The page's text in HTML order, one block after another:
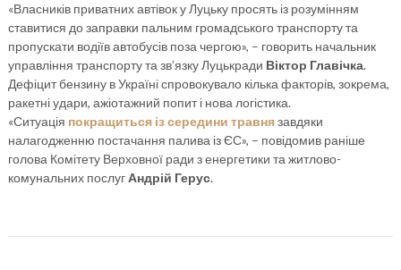
«Власників приватних автівок у Луцьку просять із розумінням
ставитися до заправки пальним громадського транспорту та
пропускати водіїв автобусів поза чергою», – говорить начальник
управління транспорту та зв’язку Луцькради Віктор Главічка.
Дефіцит бензину в Україні спровокувало кілька факторів, зокрема,
ракетні удари, ажіотажний попит і нова логістика.
«Ситуація покращиться із середини травнязавдяки
налагодженню постачання палива із ЄС», – повідомив раніше
голова Комітету Верховної ради з енергетики та житлово-
комунальних послугАндрій Герус.